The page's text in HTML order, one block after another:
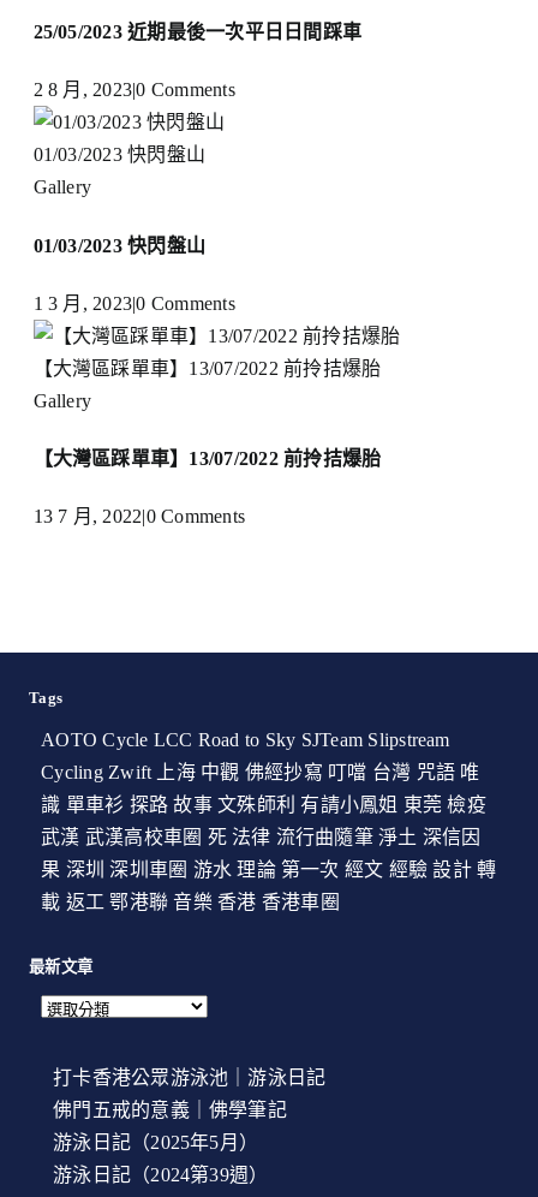
25/05/2023 近期最後一次平日日間踩車
2 8 月, 2023|0 Comments
01/03/2023 快閃盤山
Gallery
01/03/2023 快閃盤山
1 3 月, 2023|0 Comments
【大灣區踩單車】13/07/2022 前拎拮爆胎
Gallery
【大灣區踩單車】13/07/2022 前拎拮爆胎
13 7 月, 2022|0 Comments
Tags
AOTO Cycle LCC Road to Sky SJTeam Slipstream
Cycling Zwift 上海 中觀 佛經抄寫 叮噹 台灣 咒語 唯
識 單車衫 探路 故事 文殊師利 有請小鳳姐 東莞 檢疫
武漢 武漢高校車圈 死 法律 流行曲隨筆 淨土 深信因
果 深圳 深圳車圈 游水 理論 第一次 經文 經驗 設計 轉
載 返工 鄂港聯 音樂 香港 香港車圈
最新文章
打卡香港公眾游泳池｜游泳日記
佛門五戒的意義｜佛學筆記
游泳日記（2025年5月）
游泳日記（2024第39週）